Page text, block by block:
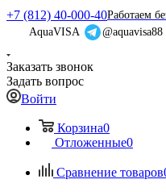
+7 (812) 40-000-40Работаем
AquaVISA
@aquavisa88
Заказать звонок
Задать вопрос
Войти
Корзина0
Отложенные0
Сравнение товаров